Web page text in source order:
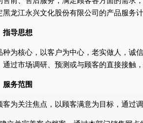
黑龙江永兴文化股份有限公司的产品服务计
指导思想
种为核心，以客户为中心，老实做人，诚
通过市场调研、预测或与顾客的直接接触
服务范围
客为关注焦点，以顾客满意为目标，通过